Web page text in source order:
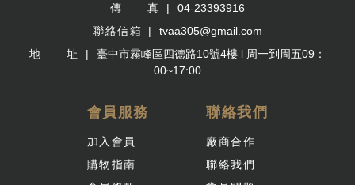
傳 真
04-23393916
聯絡信箱
tvaa305@gmail.com
地 址
臺中市霧峰區四德路10號4樓 l 周一到周五09：
00~17:00
會員服務
加入會員
購物指南
聯絡我們
廠商合作
聯絡我們